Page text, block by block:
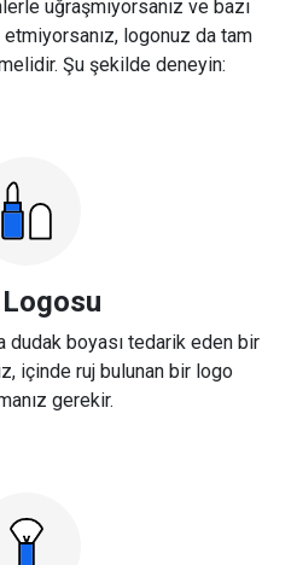
uğraşmıyorsanız ve bazı
logonuz da tam
Şu şekilde deneyin:
dudak boyası tedarik eden bir
içinde ruj bulunan bir logo
gerekir.